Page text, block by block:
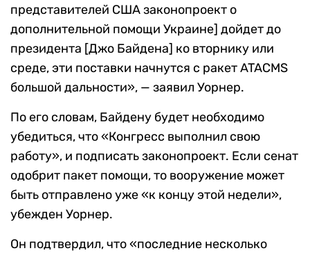
представителей США законопроект о
дополнительной помощи Украине] дойдет до
президента [Джо Байдена] ко вторнику или
среде, эти поставки начнутся с ракет ATACMS
большой дальности», — заявил Уорнер.
По его словам, Байдену будет необходимо
убедиться, что «Конгресс выполнил свою
работу», и подписать законопроект. Если сенат
одобрит пакет помощи, то вооружение может
быть отправлено уже «к концу этой недели»,
убежден Уорнер.
Он подтвердил, что «последние несколько